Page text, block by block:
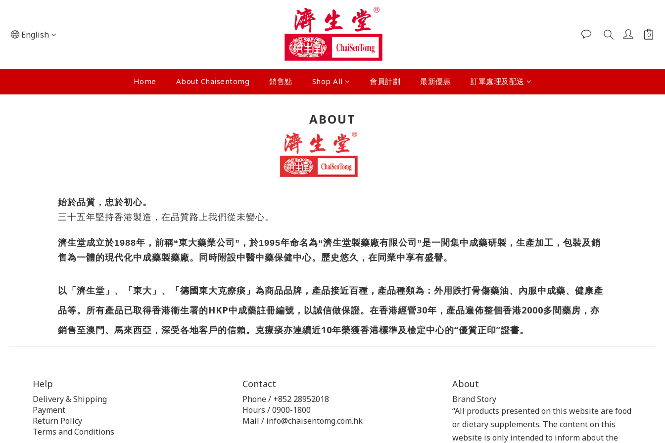
English
Home About Chaisentomg 銷售點 Shop All 會員計劃 最新優惠 訂單處理及配送
ABOUT
始於品質，忠於初心。
三十五年堅持香港製造，在品質路上我們從未變心。
濟生堂成立於1988年，前稱“東大藥業公司”，於1995年命名為“濟生堂製藥廠有限公司”是一間集中成藥研製，生產加工，包裝及銷
售為一體的現代化中成藥製藥廠。同時附設中醫中藥保健中心。歷史悠久，在同業中享有盛譽。
以「濟生堂」、「東大」、「德國東大克療痰」為商品品牌，產品接近百種，產品種類為：外用跌打骨傷藥油、內服中成藥、健康產
品等。所有產品已取得香港衞生署的HKP中成藥註冊編號，以誠信做保證。在香港經營30年，產品遍佈整個香港2000多間藥房，亦
銷售至澳門、馬來西亞，深受各地客戶的信賴。克療痰亦連續近10年榮獲香港標準及檢定中心的“優質正印”證書。
Help
Delivery & Shipping
Payment
Return Policy
Terms and Conditions
Contact
Phone / +852 28952018
Hours / 0900-1800
Mail / info@chaisentomg.com.hk
About
Brand Story
“All products presented on this website are food
or dietary supplements. The content on this
website is only intended to inform about the